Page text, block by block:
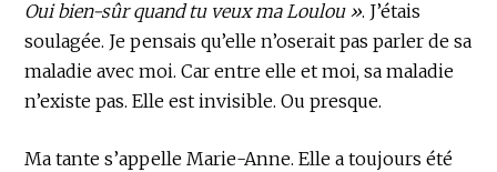
Oui bien-sûr quand tu veux ma Loulou ». J’étais
soulagée. Je pensais qu’elle n’oserait pas parler de sa
maladie avec moi. Car entre elle et moi, sa maladie
n’existe pas. Elle est invisible. Ou presque.
Ma tante s’appelle Marie-Anne. Elle a toujours été